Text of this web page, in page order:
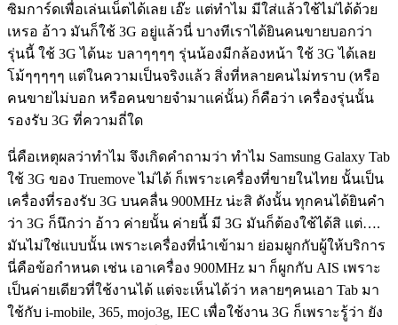
ซิมการ์ดเพื่อเล่นเน็ตได้เลย เอ๊ะ แต่ทำไม มีใส่แล้วใช้ไม่ได้ด้วย
เหรอ อ้าว มันก็ใช้ 3G อยู่แล้วนี่ บางทีเราได้ยินคนขายบอกว่า
รุ่นนี้ ใช้ 3G ได้นะ บลาๆๆๆๆ รุ่นน้องมีกล้องหน้า ใช้ 3G ได้เลย
โม้ๆๆๆๆๆ แต่ในความเป็นจริงแล้ว สิ่งที่หลายคนไม่ทราบ (หรือ
คนขายไม่บอก หรือคนขายจำมาแค่นั้น) ก็คือว่า เครื่องรุ่นนั้น
รองรับ 3G ที่ความถี่ใด
นี่คือเหตุผลว่าทำไม จึงเกิดคำถามว่า ทำไม Samsung Galaxy Tab
ใช้ 3G ของ Truemove ไม่ได้ ก็เพราะเครื่องที่ขายในไทย นั้นเป็น
เครื่องที่รองรับ 3G บนคลื่น 900MHz น่ะสิ ดังนั้น ทุกคนได้ยินคำ
ว่า 3G ก็นึกว่า อ้าว ค่ายนั้น ค่ายนี้ มี 3G มันก็ต้องใช้ได้สิ แต่….
มันไม่ใช่แบบนั้น เพราะเครื่องที่นำเข้ามา ย่อมผูกกับผู้ให้บริการ
นี่คือข้อกำหนด เช่น เอาเครื่อง 900MHz มา ก็ผูกกับ AIS เพราะ
เป็นค่ายเดียวที่ใช้งานได้ แต่จะเห็นได้ว่า หลายๆคนเอา Tab มา
ใช้กับ i-mobile, 365, mojo3g, IEC เพื่อใช้งาน 3G ก็เพราะรู้ว่า ยัง